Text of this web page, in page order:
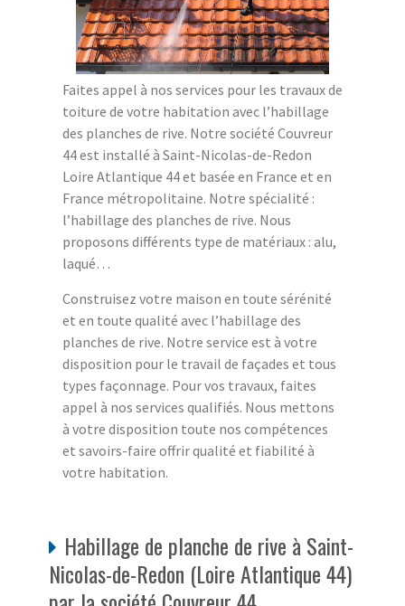
Faites appel à nos services pour les travaux de
toiture de votre habitation avec l’habillage
des planches de rive. Notre société Couvreur
44 est installé à Saint-Nicolas-de-Redon
Loire Atlantique 44 et basée en France et en
France métropolitaine. Notre spécialité :
l’habillage des planches de rive. Nous
proposons différents type de matériaux : alu,
laqué…
Construisez votre maison en toute sérénité
et en toute qualité avec l’habillage des
planches de rive. Notre service est à votre
disposition pour le travail de façades et tous
types façonnage. Pour vos travaux, faites
appel à nos services qualifiés. Nous mettons
à votre disposition toute nos compétences
et savoirs-faire offrir qualité et fiabilité à
votre habitation.
Habillage de planche de rive à Saint-
Nicolas-de-Redon (Loire Atlantique 44)